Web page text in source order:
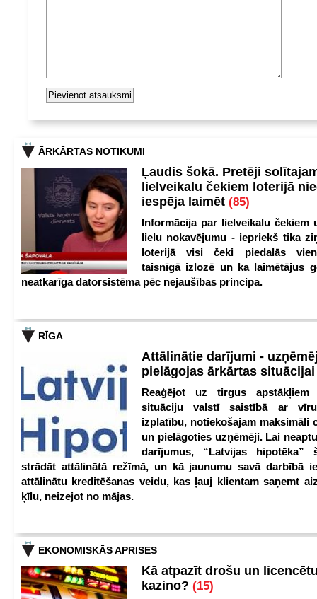
ĀRKĀRTAS NOTIKUMI
Ļaudis šokā. Pretēji
lielveikalu čekiem loterijā
iespēja laimēt (85)
Informācija par lielveikalu čekiem
lielu nokavējumu - iepriekš tika
loterijā visi čeki piedalās
taisnīgā izlozē un ka laimētājus
neatkarīga datorsistēma pēc nejaušības principa.
RĪGA
Attālinātie darījumi -
pielāgojas ārkārtas
Reaģējot uz tirgus apstākļiem
situāciju valstī saistībā ar
izplatību, notiekošajam maksimāli
un pielāgoties uzņēmēji. Lai
darījumus, “Latvijas hipotēka”
strādāt attālinātā režīmā, un kā jaunumu savā darbībā
attālinātu kreditēšanas veidu, kas ļauj klientam saņemt
ķīlu, neizejot no mājas.
EKONOMISKĀS APRISES
Kā atpazīt drošu un
kazino? (15)